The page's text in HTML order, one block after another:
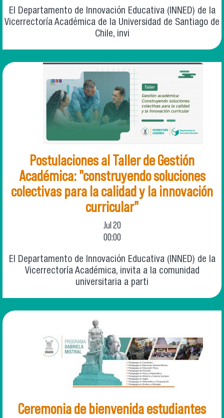
El Departamento de Innovación Educativa (INNED) de la
Vicerrectoría Académica de la Universidad de Santiago de
Chile, invi
Postulaciones al Taller de Gestión
Académica: "construyendo soluciones
colectivas para la calidad y la innovación
curricular"
Jul 20
00:00
El Departamento de Innovación Educativa (INNED) de la
Vicerrectoría Académica, invita a la comunidad
universitaria a parti
Ceremonia de bienvenida estudiantes